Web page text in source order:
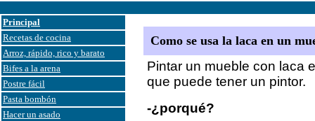
Principal
Recetas de cocina
Arroz, rápido, rico y barato
Bifes a la arena
Postre fácil
Pasta bombón
Hacer un asado
Como se usa la laca en un
Pintar un mueble con laca
que puede tener un pintor.
-¿porqué?